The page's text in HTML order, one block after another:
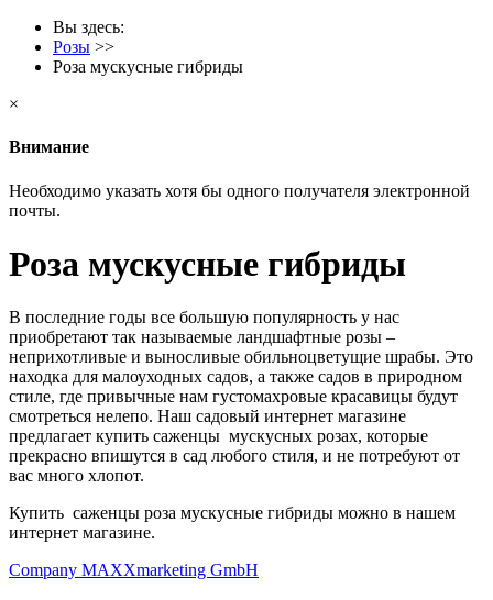
Вы здесь:
Розы >>
Роза мускусные гибриды
×
Внимание
Необходимо указать хотя бы одного получателя электронной
почты.
Роза мускусные гибриды
В последние годы все большую популярность у нас
приобретают так называемые ландшафтные розы –
неприхотливые и выносливые обильноцветущие шрабы. Это
находка для малоуходных садов, а также садов в природном
стиле, где привычные нам густомахровые красавицы будут
смотреться нелепо. Наш садовый интернет магазине
предлагает купить саженцы мускусных розах, которые
прекрасно впишутся в сад любого стиля, и не потребуют от
вас много хлопот.
Купить саженцы роза мускусные гибриды можно в нашем
интернет магазине.
Company MAXXmarketing GmbH